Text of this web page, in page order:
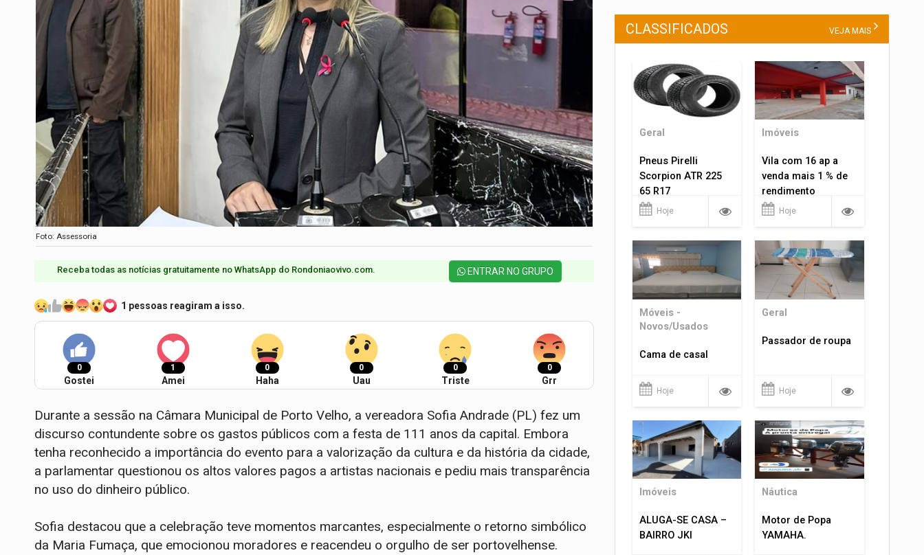
Foto: Assessoria
Receba todas as notícias gratuitamente no WhatsApp do Rondoniaovivo.com.​ ENTRAR NO GRUPO
1 pessoas reagiram a isso.
0
Gostei
1
Amei
0
Haha
0
Uau
0
Triste
0
Grr
Durante a sessão na Câmara Municipal de Porto Velho, a vereadora Sofia Andrade (PL) fez um
discurso contundente sobre os gastos públicos com a festa de 111 anos da capital. Embora
tenha reconhecido a importância do evento para a valorização da cultura e da história da cidade,
a parlamentar questionou os altos valores pagos a artistas nacionais e pediu mais transparência
no uso do dinheiro público.
Sofia destacou que a celebração teve momentos marcantes, especialmente o retorno simbólico
da Maria Fumaça, que emocionou moradores e reacendeu o orgulho de ser portovelhense.
CLASSIFICADOS VEJA MAIS
Geral
Pneus Pirelli
Scorpion ATR 225
65 R17
Hoje
Imóveis
Vila com 16 ap a
venda mais 1 % de
rendimento
Hoje
Móveis -
Novos/Usados
Cama de casal
Hoje
Geral
Passador de roupa
Hoje
Imóveis
ALUGA-SE CASA –
BAIRRO JKI
Náutica
Motor de Popa
YAMAHA.